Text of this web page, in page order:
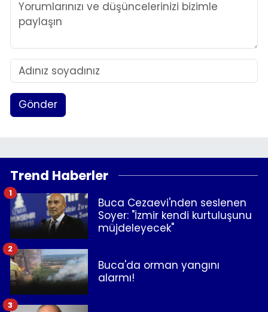
Gönder
Trend Haberler
Buca Cezaevi'nden seslenen
Soyer: "İzmir kendi kurtuluşunu
müjdeleyecek"
1
Buca'da orman yangını
alarmı!
2
3